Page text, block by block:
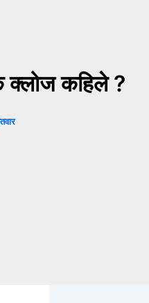
क्लोज कहिले ?